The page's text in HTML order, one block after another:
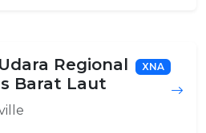
Regional
Barat Laut
XNA